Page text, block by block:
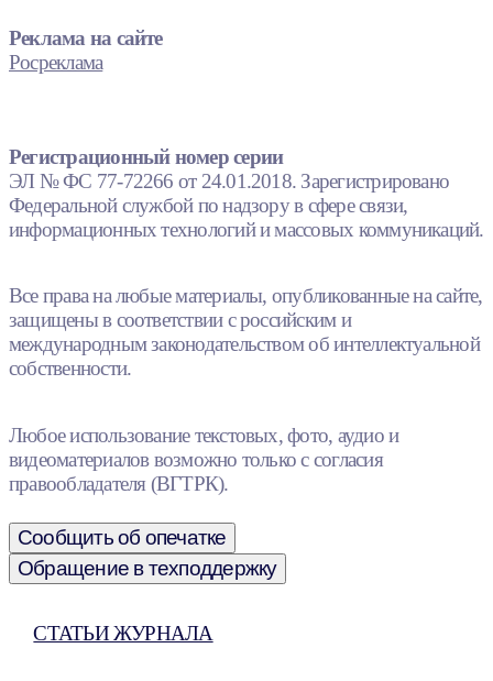
Реклама на сайте
Росреклама
Регистрационный номер серии
ЭЛ № ФС 77-72266 от 24.01.2018. Зарегистрировано
Федеральной службой по надзору в сфере связи,
информационных технологий и массовых коммуникаций.
Все права на любые материалы, опубликованные на сайте,
защищены в соответствии с российским и
международным законодательством об интеллектуальной
собственности.
Любое использование текстовых, фото, аудио и
видеоматериалов возможно только с согласия
правообладателя (ВГТРК).
Сообщить об опечатке
Обращение в техподдержку
СТАТЬИ ЖУРНАЛА